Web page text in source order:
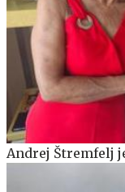
Andrej Štremfelj